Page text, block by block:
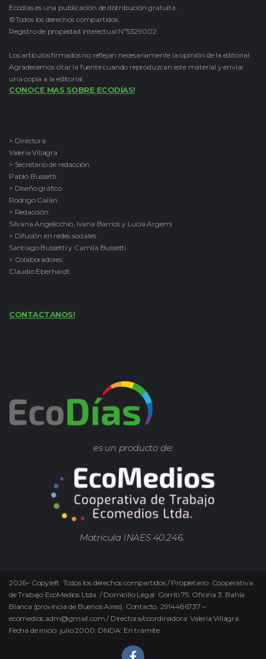
Ecodías es una publicación de distribución gratuita.
©Todos los derechos compartidos.
Registro de propiedad intelectual Nº5329002
Los artículos firmados no reflejan necesariamente la opinión de la editorial.
Agradecemos citar la fuente cuando reproduzcan este material y enviar
una copia a la editorial.
CONOCE MAS SOBRE ECODÍAS!
> Directora
Valeria Villagra
> Secretario de redacción
Pablo Bussetti
> Diseño gráfico
Rodrigo Galán
> Redacción
Silvana Angelicchio, Ivana Barrios y Lucía Argemi
> Difusión en redes sociales
Santiago Bussetti y Camila Bussetti
> Colaboradores
Claudio Eberhardt
CONTACTANOS!
es un producto de:
Matrícula INAES 40.246.
2026– Copyleft. Todos los derechos compartidos / Propietario: Cooperativa
de Trabajo EcoMedios Ltda. / Domicilio Legal: Gorriti 75. Oficina 3. Bahía
Blanca (provincia de Buenos Aires). Contacto. 2914486737 –
ecomedios.adm@gmail.com / Directora/coordinadora: Valeria Villagra.
Fecha de inicio: julio 2000. DNDA: En trámite